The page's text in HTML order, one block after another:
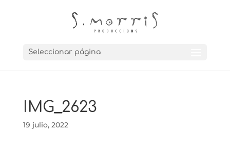
Seleccionar página
IMG_2623
19 julio, 2022